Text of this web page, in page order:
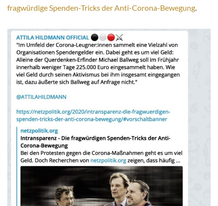
fragwürdige Spenden-Tricks der Anti-Corona-Bewegung